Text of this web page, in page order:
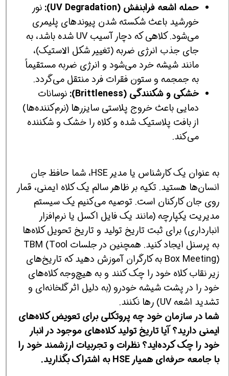
حمله اشعه فرابنفش (UV Degradation):
نور
خورشید باعث شکسته شدن پیوندهای پلیمری
می‌شود. کلاهی که دچار آسیب UV شده باشد، به
جای جذب انرژی ضربه (تغییر شکل الاستیک)،
مانند شیشه خرد می‌شود و انرژی ضربه مستقیماً
به جمجمه و ستون فقرات فرد منتقل می‌گردد.
خشکی و شکنندگی (Brittleness):
نوسانات
دمایی باعث خروج پلاستی سایزرها (نرم‌کننده‌ها)
از بافت پلاستیک شده و کلاه را خشک و شکننده
می‌کند.
به عنوان یک کارشناس یا مدیر HSE، شما حافظ جان
انسان‌ها هستید. تکیه بر ظاهر سالم یک کلاه ایمنی، قمار
روی جان کارکنان است. توصیه می‌کنیم یک سیستم
مدیریت یکپارچه (مانند یک فایل اکسل یا نرم‌افزار
انبارداری) برای ثبت تاریخ تولید و تاریخ تحویل کلاه‌ها
به پرسنل ایجاد کنید. همچنین در جلسات TBM (Tool
Box Meeting) به کارگران آموزش دهید که تاریخ‌های
زیر نقاب کلاه خود را چک کنند و به هیچ‌وجه کلاه‌های
خود را در پشت شیشه خودرو (به دلیل اثر گلخانه‌ای و
تشدید اشعه UV) رها نکنند.
شما در سازمان خود چه پروتکلی برای تعویض کلاه‌های
ایمنی دارید؟ آیا تاریخ تولید کلاه‌های موجود در انبار
خود را چک کرده‌اید؟ نظرات و تجربیات ارزشمند خود را
با جامعه حرفه‌ای همیار HSE به اشتراک بگذارید.